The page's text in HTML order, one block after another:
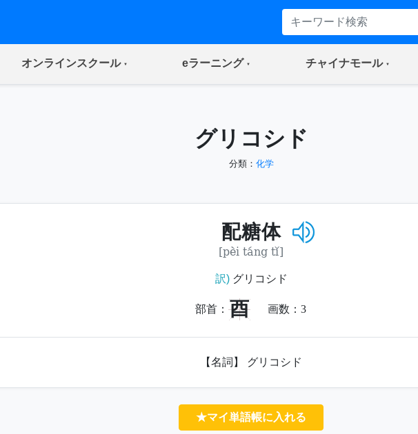
オンラインスクール(current) eラーニング(current) チャイナモール(current)
グリコシド
分類： 化学
配糖体
[pèi táng tǐ]
訳)グリコシド
部首： 酉 画数： 3
【名詞】 グリコシド
★マイ単語帳に入れる